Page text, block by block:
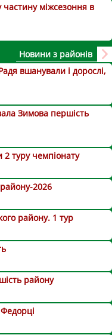
міжсезоння в
Новини з районів
вшанували і дорослі,
Зимова першість
туру чемпіонату
2026
району. 1 тур
району